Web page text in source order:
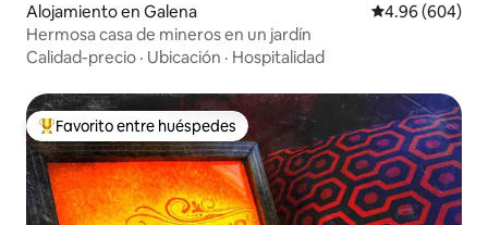
Alojamiento en Galena Calificación
4.96 (604)
Hermosa casa de mineros en un jardín
Calidad-precio · Ubicación · Hospitalidad
Favorito entre huéspedes preferido
Favorito entre huéspedes